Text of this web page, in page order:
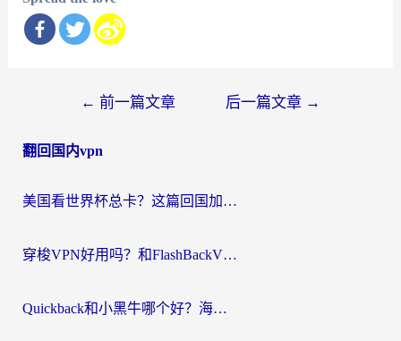
导
← 前一篇文章 后一篇文章 →
翻回国内vpn
美国看世界杯总卡？这篇回国加速器指南帮你无缝刷国内资源（附苹果手机VPN设置步骤）
穿梭VPN好用吗？和FlashBackVPN对比哪个回国效果更好？
Quickback和小黑牛哪个好？海外党亲测指南，选对回国加速器秒回国内